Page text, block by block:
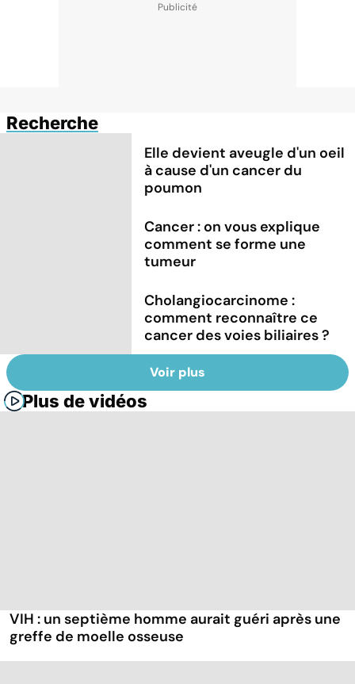
Recherche
Elle devient aveugle d'un oeil
à cause d'un cancer du
poumon
Cancer : on vous explique
comment se forme une
tumeur
Cholangiocarcinome :
comment reconnaître ce
cancer des voies biliaires ?
Voir plus
Plus de vidéos
VIH : un septième homme aurait guéri après une
greffe de moelle osseuse